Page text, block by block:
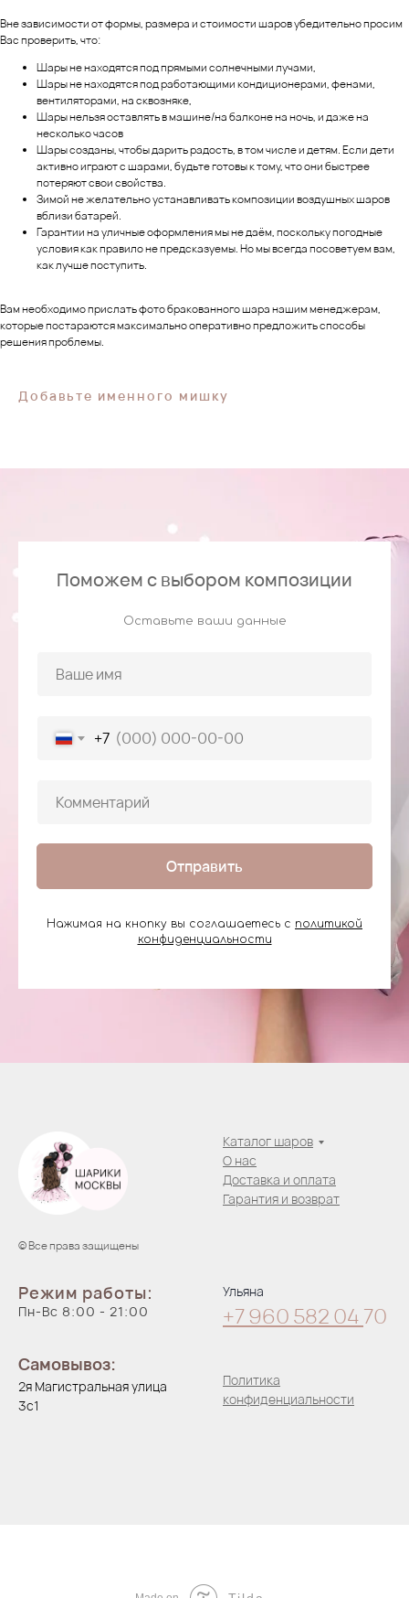
Вне зависимости от формы, размера и стоимости шаров убедительно просим
Вас проверить, что:
Шары не находятся под прямыми солнечными лучами,
Шары не находятся под работающими кондиционерами, фенами,
вентиляторами, на сквозняке,
Шары нельзя оставлять в машине/на балконе на ночь, и даже на
несколько часов
Шары созданы, чтобы дарить радость, в том числе и детям. Если дети
активно играют с шарами, будьте готовы к тому, что они быстрее
потеряют свои свойства.
Зимой не желательно устанавливать композиции воздушных шаров
вблизи батарей.
Гарантии на уличные оформления мы не даём, поскольку погодные
условия как правило не предсказуемы. Но мы всегда посоветуем вам,
как лучше поступить.
Вам необходимо прислать фото бракованного шара нашим менеджерам,
которые постараются максимально оперативно предложить способы
решения проблемы.
Добавьте именного мишку
Поможем с выбором композиции
Оставьте ваши данные
+7
Отправить
Нажимая на кнопку вы соглашаетесь с политикой
конфиденциальности
© Все права защищены
Каталог шаров
О нас
Доставка и оплата
Гарантия и возврат
Режим работы:
Пн-Вс 8:00 - 21:00
Самовывоз:
2я Магистральная улица
3с1
Ульяна
+7 960 582 04 70
Политика
конфиденциальности